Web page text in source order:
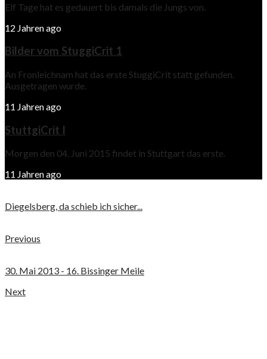
Elf Tage hat es gedauert bis damals die Jungs von.
12 Jahren ago
Bilder vom StuggiCrit 1
An Fronleichnam hat das erste StuggiCrit statt gefunden.
Ausgetragen wurde.
11 Jahren ago
StuttgiCrit I
Morgen den 04. Juni 2015 findet in Stuttgart das erste.
11 Jahren ago
Diegelsberg, da schieb ich sicher...
Previous
30. Mai 2013 - 16. Bissinger Meile
Next